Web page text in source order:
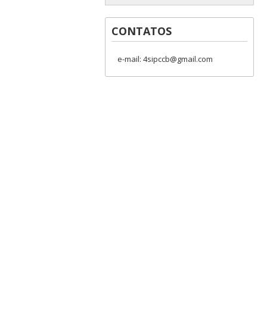
CONTATOS
e-mail: 4sipccb@gmail.com